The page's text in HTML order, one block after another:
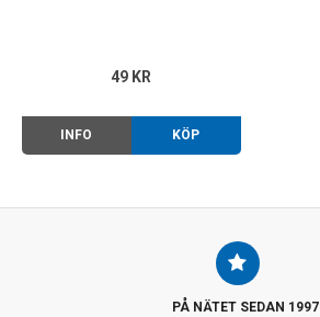
49 KR
INFO KÖP
PÅ NÄTET SEDAN 1997